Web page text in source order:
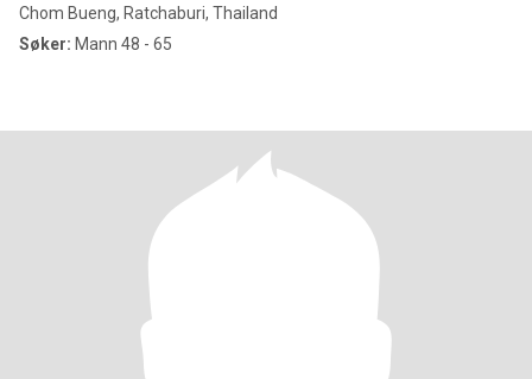
Chom Bueng, Ratchaburi, Thailand
Søker: Mann 48 - 65